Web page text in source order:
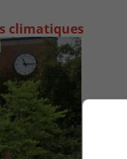
climatiques